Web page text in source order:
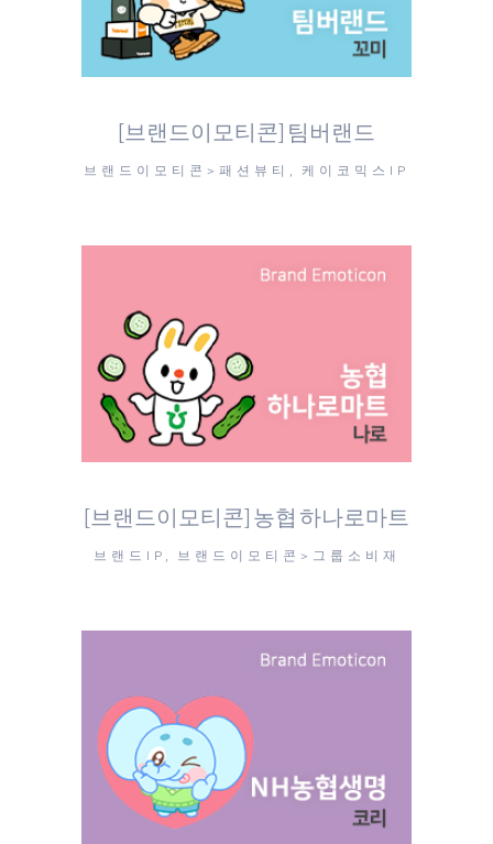
[브랜드이모티콘] 팀버랜드
브랜드이모티콘>패션뷰티, 케이코믹스IP
[브랜드이모티콘] 농협 하나로마트
브랜드IP, 브랜드이모티콘>그룹소비재